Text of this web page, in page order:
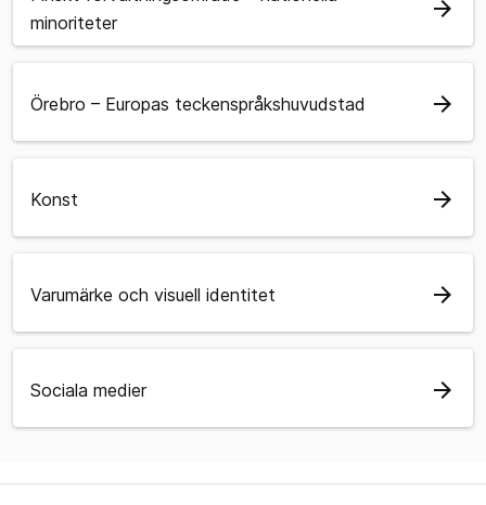
minoriteter
arrow_forward
Örebro – Europas teckenspråkshuvudstad arrow_forward
Konst arrow_forward
Varumärke och visuell identitet arrow_forward
Sociala medier arrow_forward